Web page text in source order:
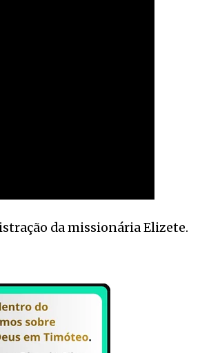
da missionária Elizete.